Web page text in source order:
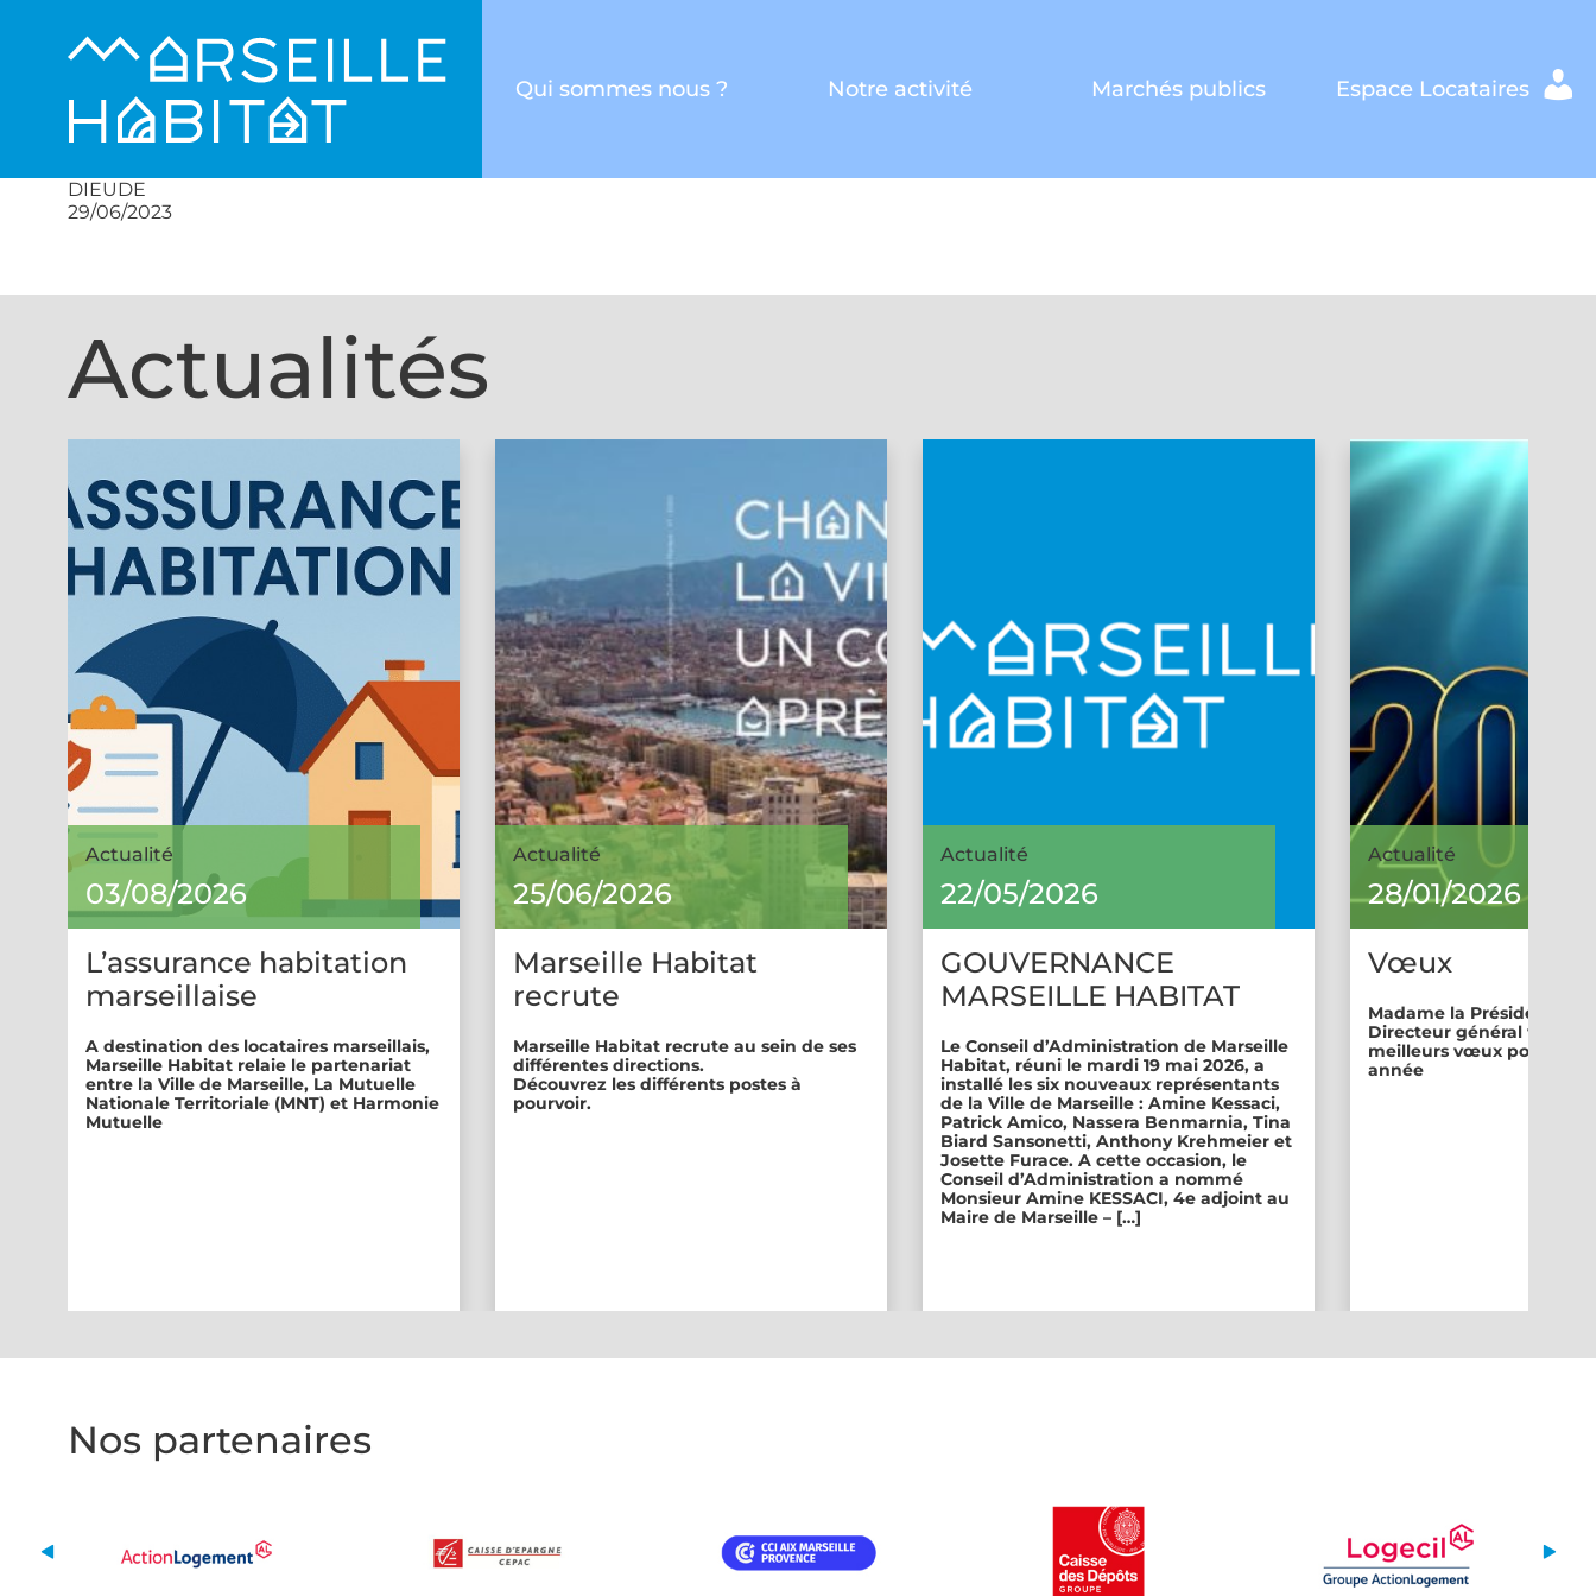
Qui sommes nous ? Notre activité Marchés publics Espace Locataires
DIEUDE
29/06/2023
Actualités
Actualité
03/08/2026
L’assurance habitation
marseillaise
A destination des locataires marseillais,
Marseille Habitat relaie le partenariat
entre la Ville de Marseille, La Mutuelle
Nationale Territoriale (MNT) et Harmonie
Mutuelle
Actualité
25/06/2026
Marseille Habitat
recrute
Marseille Habitat recrute au sein de ses
différentes directions.
Découvrez les différents postes à
pourvoir.
Actualité
22/05/2026
GOUVERNANCE
MARSEILLE HABITAT
Le Conseil d’Administration de Marseille
Habitat, réuni le mardi 19 mai 2026, a
installé les six nouveaux représentants
de la Ville de Marseille : Amine Kessaci,
Patrick Amico, Nassera Benmarnia, Tina
Biard Sansonetti, Anthony Krehmeier et
Josette Furace. A cette occasion, le
Conseil d’Administration a nommé
Monsieur Amine KESSACI, 4e adjoint au
Maire de Marseille – […]
Actualité
28/01/2026
Vœux
Madame la Présidente et
Directeur général vous
meilleurs vœux pour
année
Nos partenaires